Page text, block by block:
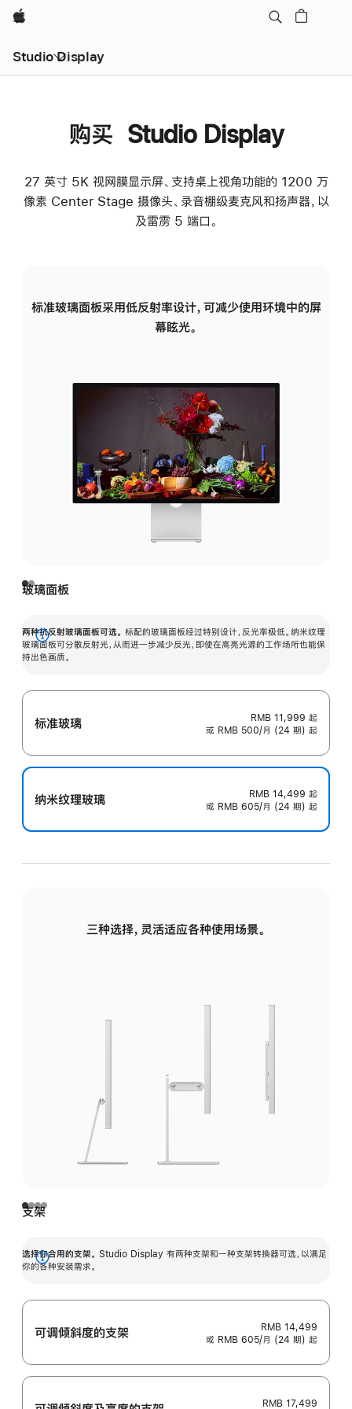
Apple
Studio Display
购买 Studio Display
27 英寸 5K 视网膜显示屏、支持桌上视角功能的 1200 万
像素 Center Stage 摄像头、录音棚级麦克风和扬声器，以
及雷雳 5 端口。
标准玻璃面板采用低反射率设计，可减少使用环境中的屏
幕眩光。
玻璃面板
两种抗反射玻璃面板可选。 标配的玻璃面板经过特别设计，反光率极低。纳米纹理
玻璃面板可分散反射光，从而进一步减少反光，即使在高亮光源的工作场所也能保
持出色画质。
展
开
标准玻璃 RMB 11,999 起
或 RMB 500/月 (24 期) 起
纳米纹理玻璃 RMB 14,499 起
或 RMB 605/月 (24 期) 起
三种选择，灵活适应各种使用场景。
支架
选择你合用的支架。 Studio Display 有两种支架和一种支架转换器可选，以满足
你的各种安装需求。
展
可调倾斜度的支架
RMB 14,499
或 RMB 605/月 (24 期) 起
RMB 17,499